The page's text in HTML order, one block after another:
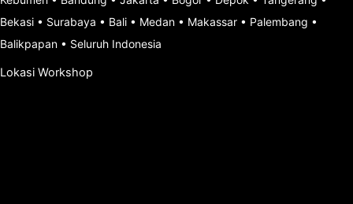
Bekasi • Surabaya • Bali • Medan • Makassar • Palembang •
Balikpapan • Seluruh Indonesia
Lokasi Workshop